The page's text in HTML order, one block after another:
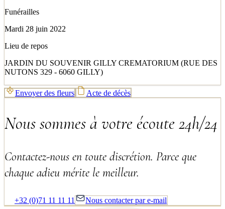
Funérailles
Mardi 28 juin 2022
Lieu de repos
JARDIN DU SOUVENIR GILLY CREMATORIUM (RUE DES
NUTONS 329 - 6060 GILLY)
Envoyer des fleurs Acte de décès
Nous sommes à votre écoute 24h/24
Contactez-nous en toute discrétion. Parce que
chaque adieu mérite le meilleur.
+32 (0)71 11 11 11 Nous contacter par e-mail